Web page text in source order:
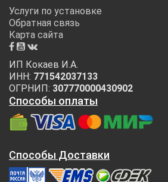
Услуги по установке
Обратная связь
Карта сайта
ИП Кокаев И.А.
ИНН: 771542037133
ОГРНИП: 307770000430902
Способы оплаты
Способы Доставки